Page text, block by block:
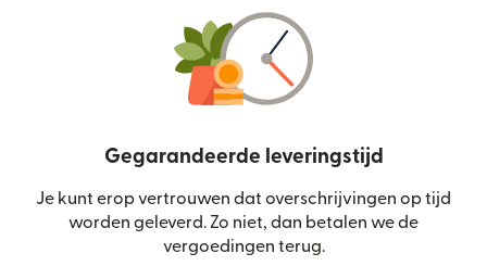
Gegarandeerde leveringstijd
Je kunt erop vertrouwen dat overschrijvingen op tijd
worden geleverd. Zo niet, dan betalen we de
vergoedingen terug.